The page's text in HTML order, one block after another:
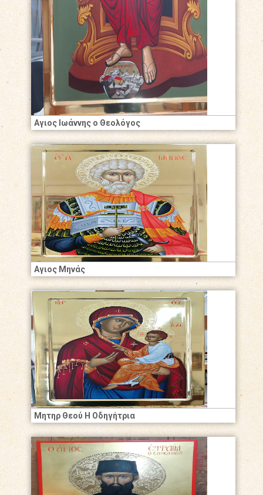
Αγιος Ιωάννης ο Θεολόγος
Αγιος Μηνάς
Μητηρ Θεού Η Οδηγήτρια